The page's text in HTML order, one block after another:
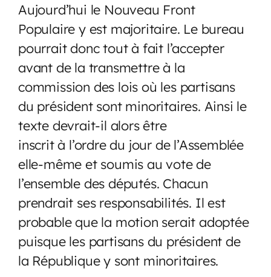
Aujourd’hui le Nouveau Front
Populaire y est majoritaire. Le bureau
pourrait donc tout à fait l’accepter
avant de la transmettre à la
commission des lois où les partisans
du président sont minoritaires. Ainsi le
texte devrait-il alors être
inscrit à l’ordre du jour de l’Assemblée
elle-même et soumis au vote de
l’ensemble des députés. Chacun
prendrait ses responsabilités. Il est
probable que la motion serait adoptée
puisque les partisans du président de
la République y sont minoritaires.